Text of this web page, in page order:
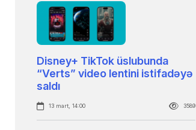
Disney+ TikTok üslubunda
“Verts” video lentini istifadəyə
saldı
13 mart, 14:00 3589